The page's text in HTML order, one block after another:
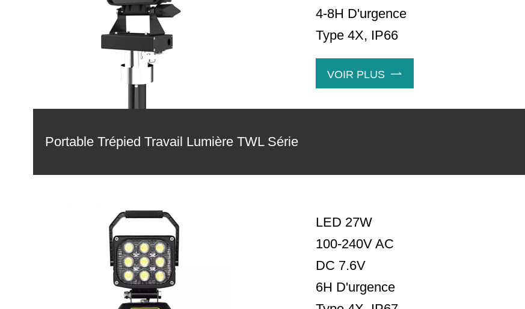
4-8H D'urgence
Type 4X, IP66
VOIR PLUS 
Portable Trépied Travail Lumière TWL Série
LED 27W
100-240V AC
DC 7.6V
6H D'urgence